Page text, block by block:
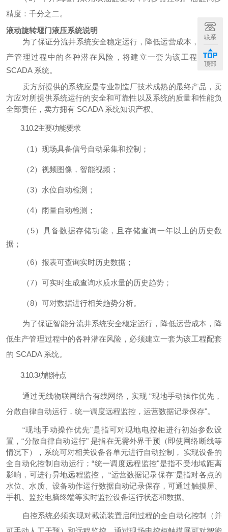
精度：千分之二。
液动旋转堰门液压系统说明
为了保证分流井系统安全稳定运行，降低运营成本，降低生
产管理过程中的各种潜在风险，将建立一套为该工程配套的
SCADA 系统。
卖方所提供的系统应是专业制造厂技术成熟的最终产品，卖
方应对所提供系统运行的安全和可靠性以及系统的质量和性能负
全部责任 ，卖方拥有 SCADA 系统知识产权。
3.10.2主要功能要求
（1）现场具备信号自动采集和控制；
（2）视频图像，智能视频；
（3）水位自动检测；
（4）雨量自动检测；
（ 5）具备数据存储功能，且存储查询一年以上的历史数
据；
（6）报表可查询实时历史数据；
（7）可实时生成查询水质水量的历史趋势；
（8）可对数据进行相关趋势分析。
为了保证智能分流井系统安全稳定运行，降低运营成本，降
低生产管理过程中的各种潜在风险，必须建立一套为该工程配套
的 SCADA 系统。
3.10.3功能特点
通过无线物联网结合有线网络，实现 “现地手动操作优先，
分散自律自动运行，统一调度远程监控，运营数据记录保存"。
“现地手动操作优先"是指可对现地电控柜进行初始参数设
置，“分散自律自动运行" 是指在无需外界干预（即使网络断线等
情况下），系统可对相关设备各单元进行自动控制， 实现设备的
全自动化控制自动运行；“统一调度远程监控"是指不受地域距离
影响，可进行异地远程监控， “运营数据记录保存"是指对各点的
水位、水质、设备动作运行数据自动记录保存，可通过触摸屏、
手机、监控电脑终端等实时监控设备运行状态和数据。
自控系统必须实现对截流装置启闭过程的全自动化控制（并
联系
顶部